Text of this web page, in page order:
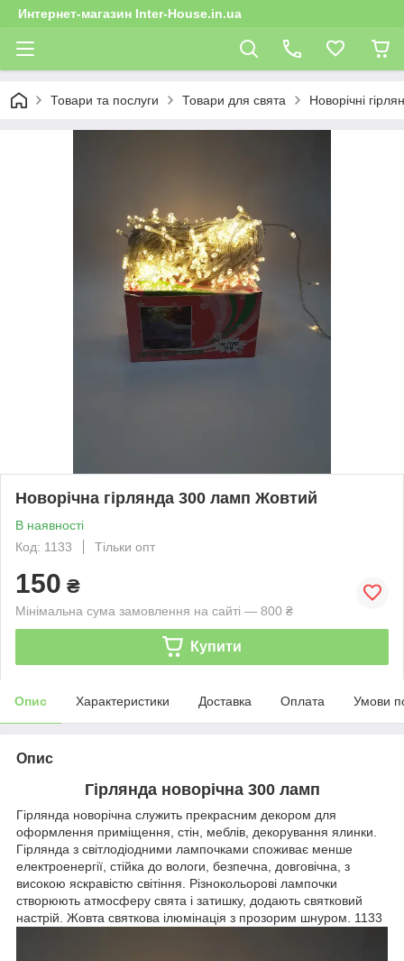
Интернет-магазин Inter-House.in.ua
Товари та послуги Товари для свята Новорічні
Новорічна гірлянда 300 ламп Жовтий
В наявності
Код: 1133
Тільки опт
150 ₴
Мінімальна сума замовлення на сайті — 800 ₴
Купити
Опис Характеристики Доставка Оплата Умови
Опис
Гірлянда новорічна 300 ламп
Гірлянда новорічна служить прекрасним декором для
оформлення приміщення, стін, меблів, декорування ялинки.
Гірлянда з світлодіодними лампочками споживає менше
електроенергії, стійка до вологи, безпечна, довговічна, з
високою яскравістю світіння. Різнокольорові лампочки
створюють атмосферу свята і затишку, додають святковий
настрій. Жовта святкова ілюмінація з прозорим шнуром. 1133